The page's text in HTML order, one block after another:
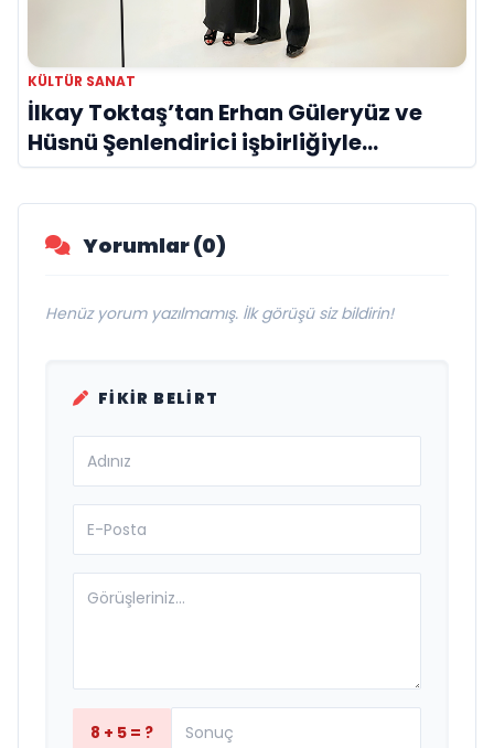
KÜLTÜR SANAT
İlkay Toktaş’tan Erhan Güleryüz ve
Hüsnü Şenlendirici işbirliğiyle
duygusal bir aşk manifestosu: “Deliler
Gibi”
Yorumlar (0)
Henüz yorum yazılmamış. İlk görüşü siz bildirin!
FIKIR BELIRT
8 + 5 = ?